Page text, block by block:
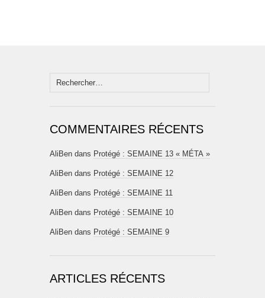
Rechercher :
COMMENTAIRES RÉCENTS
AliBen dans Protégé : SEMAINE 13 « MÉTA »
AliBen dans Protégé : SEMAINE 12
AliBen dans Protégé : SEMAINE 11
AliBen dans Protégé : SEMAINE 10
AliBen dans Protégé : SEMAINE 9
ARTICLES RÉCENTS